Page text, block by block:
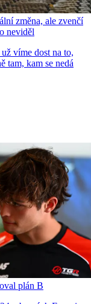
změna, ale zvenčí
neviděl
víme dost na to,
tam, kam se nedá
plán B